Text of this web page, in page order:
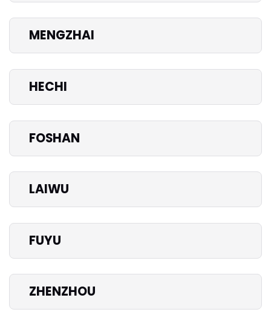
MENGZHAI
HECHI
FOSHAN
LAIWU
FUYU
ZHENZHOU